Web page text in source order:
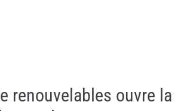
renouvelables ouvre la